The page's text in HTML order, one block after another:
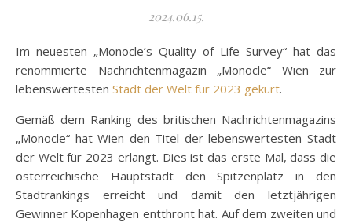
2024.06.15.
Im neuesten „Monocle’s Quality of Life Survey“ hat das
renommierte Nachrichtenmagazin „Monocle“ Wien zur
lebenswertesten Stadt der Welt für 2023 gekürt.
Gemäß dem Ranking des britischen Nachrichtenmagazins
„Monocle“ hat Wien den Titel der lebenswertesten Stadt
der Welt für 2023 erlangt. Dies ist das erste Mal, dass die
österreichische Hauptstadt den Spitzenplatz in den
Stadtrankings erreicht und damit den letztjährigen
Gewinner Kopenhagen entthront hat. Auf dem zweiten und